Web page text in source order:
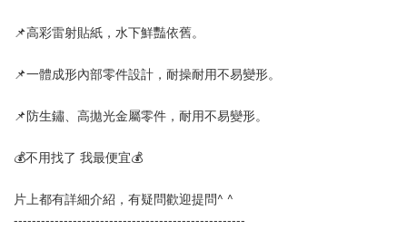
📌高彩雷射貼紙，水下鮮豔依舊。
📌一體成形內部零件設計，耐操耐用不易變形。
📌防生鏽、高拋光金屬零件，耐用不易變形。
💰不用找了 我最便宜💰
片上都有詳細介紹，有疑問歡迎提問^ ^
---------------------------------------------------